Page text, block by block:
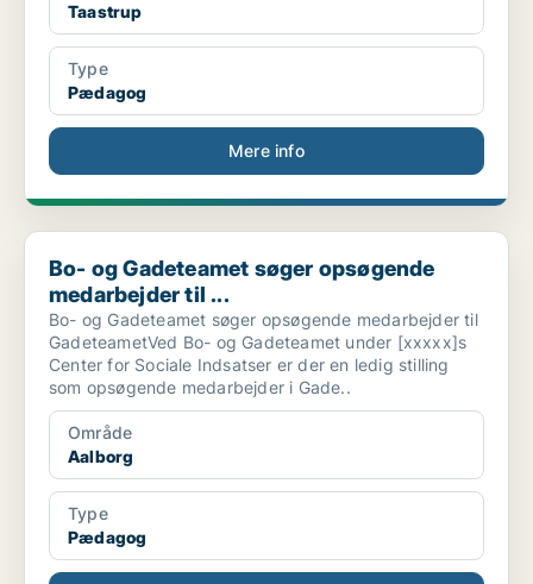
Taastrup
Type
Pædagog
Mere info
Bo- og Gadeteamet søger opsøgende medarbejder til ...
Bo- og Gadeteamet søger opsøgende
medarbejder til ...
Bo- og Gadeteamet søger opsøgende medarbejder til
GadeteametVed Bo- og Gadeteamet under [xxxxx]s
Center for Sociale Indsatser er der en ledig stilling
som opsøgende medarbejder i Gade..
Område
Aalborg
Type
Pædagog